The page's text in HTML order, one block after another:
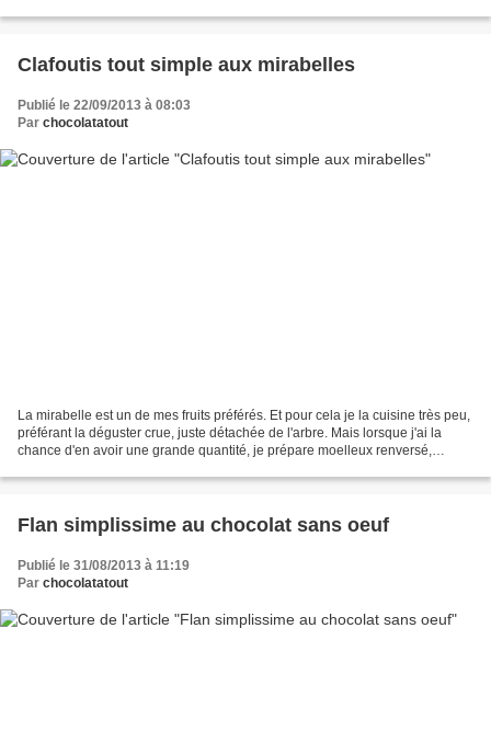
Clafoutis tout simple aux mirabelles
Publié le 22/09/2013 à 08:03
Par chocolatatout
La mirabelle est un de mes fruits préférés. Et pour cela je la cuisine très peu,
préférant la déguster crue, juste détachée de l'arbre. Mais lorsque j'ai la
chance d'en avoir une grande quantité, je prépare moelleux renversé,
Flan simplissime au chocolat sans oeuf
Publié le 31/08/2013 à 11:19
Par chocolatatout